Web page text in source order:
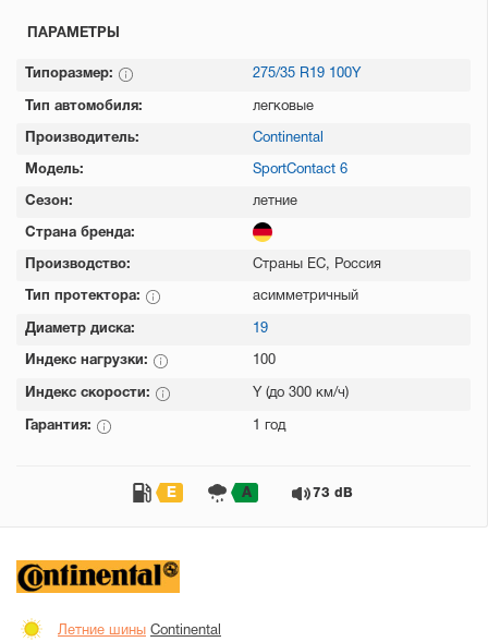
ПАРАМЕТРЫ
Типоразмер: 275/35 R19 100Y
Тип автомобиля: легковые
Производитель: Continental
Модель: SportContact 6
Сезон: летние
Страна бренда:
Производство: Страны ЕС, Россия
Тип протектора: асимметричный
Диаметр диска: 19
Индекс нагрузки: 100
Индекс скорости: Y (до 300 км/ч)
Гарантия: 1 год
E A 73 dB
Летние шины Continental